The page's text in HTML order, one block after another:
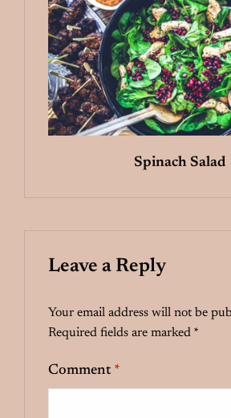
Spinach Salad
Leave a Reply
Your email address will not be
Required fields are marked *
Comment *